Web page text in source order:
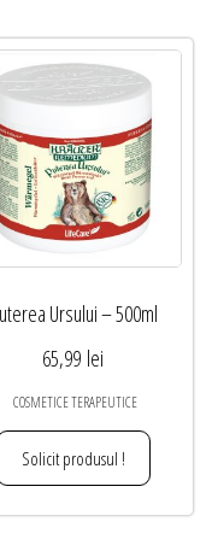
Ursului – 500ml
65,99 lei
COSMETICE TERAPEUTICE
Solicit produsul !